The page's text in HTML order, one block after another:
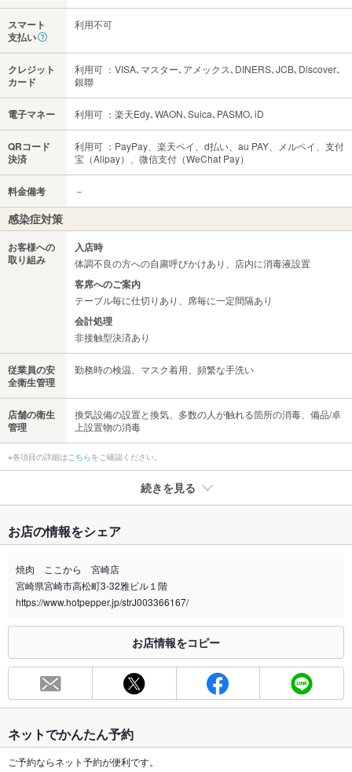
スマート
支払い
利用不可
クレジット
カード
利用可 ：VISA､マスター､アメックス､DINERS､JCB､Discover､
銀聯
電子マネー 利用可 ：楽天Edy､WAON､Suica､PASMO､iD
QRコード
決済
利用可 ：PayPay、楽天ペイ、d払い、au PAY、メルペイ、支付
宝（Alipay）、微信支付（WeChat Pay）
料金備考 －
感染症対策
お客様への
取り組み
入店時
体調不良の方への自粛呼びかけあり、店内に消毒液設置
客席へのご案内
テーブル毎に仕切りあり、席毎に一定間隔あり
会計処理
非接触型決済あり
従業員の安
全衛生管理
勤務時の検温、マスク着用、頻繁な手洗い
店舗の衛生
管理
換気設備の設置と換気、多数の人が触れる箇所の消毒、備品/卓
上設置物の消毒
※各項目の詳細は こちらをご確認ください。
続きを見る
禁煙・喫煙 全席禁煙
喫煙専用室 なし
※2020年4月1日～受動喫煙対策に関する法律が施行されています。正しい情報はお店へお問い
総席数 16席
最大宴会収
20人
個室 なし
お店の情報をシェア
焼肉 ここから 宮崎店
宮崎県宮崎市高松町3-32雅ビル１階
https://www.hotpepper.jp/strJ003366167/
お店情報をコピー
ネットでかんたん予約
ご予約ならネット予約が便利です。